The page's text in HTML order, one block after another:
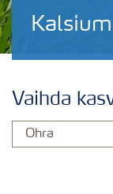
Vaihda